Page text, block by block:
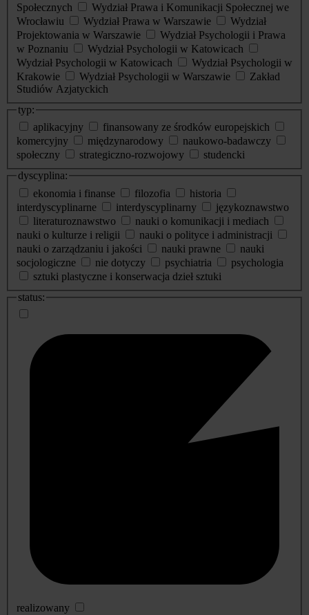
Społecznych
Wydział Prawa i Komunikacji Społecznej we
Wrocławiu
Wydział Prawa w Warszawie
Wydział
Projektowania w Warszawie
Wydział Psychologii i Prawa
w Poznaniu
Wydział Psychologii w Katowicach
Wydział Psychologii w Katowicach
Wydział Psychologii w
Krakowie
Wydział Psychologii w Warszawie
Zakład
Studiów Azjatyckich
typ:
aplikacyjny
finansowany ze środków europejskich
komercyjny
międzynarodowy
naukowo-badawczy
społeczny
strategiczno-rozwojowy
studencki
dyscyplina:
ekonomia i finanse
filozofia
historia
interdyscyplinarne
interdyscyplinarny
językoznawstwo
literaturoznawstwo
nauki o komunikacji i mediach
nauki o kulturze i religii
nauki o polityce i administracji
nauki o zarządzaniu i jakości
nauki prawne
nauki
socjologiczne
nie dotyczy psychiatria
psychologia
sztuki plastyczne i konserwacja dzieł sztuki
status:
realizowany